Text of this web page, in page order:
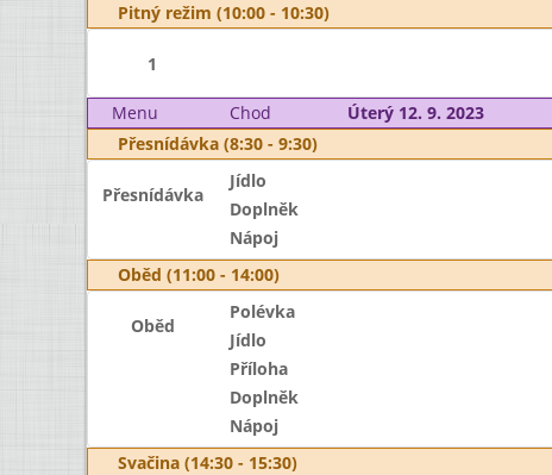
Pitný režim (10:00 - 10:30)
1
Menu Chod Úterý 12. 9. 2023
Přesnídávka (8:30 - 9:30)
Přesnídávka
Jídlo
Doplněk
Nápoj
Oběd (11:00 - 14:00)
Oběd
Polévka
Jídlo
Příloha
Doplněk
Nápoj
Svačina (14:30 - 15:30)